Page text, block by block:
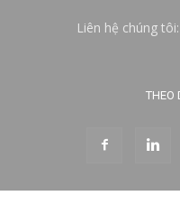
Liên hệ chúng tôi:
THEO